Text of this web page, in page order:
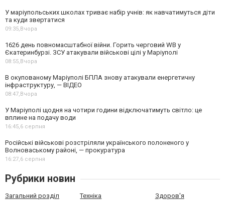
У маріупольських школах триває набір учнів: як навчатимуться діти
та куди звертатися
09:35,Вчора
1626 день повномасштабної війни. Горить черговий WB у
Єкатеринбурзі. ЗСУ атакували військові цілі у Маріуполі
08:55,Вчора
В окупованому Маріуполі БПЛА знову атакували енергетичну
інфраструктуру, — ВІДЕО
08:47,Вчора
У Маріуполі щодня на чотири години відключатимуть світло: це
вплине на подачу води
16:45,6 серпня
Російські військові розстріляли українського полоненого у
Волноваському районі, — прокуратура
16:27,6 серпня
Рубрики новин
Загальний розділ Техніка Здоров'я